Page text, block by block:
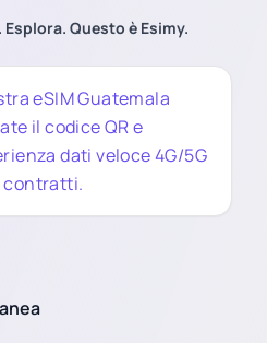
Questo è Esimy.
eSIM Guatemala
il codice QR e
dati veloce 4G/5G
contratti.